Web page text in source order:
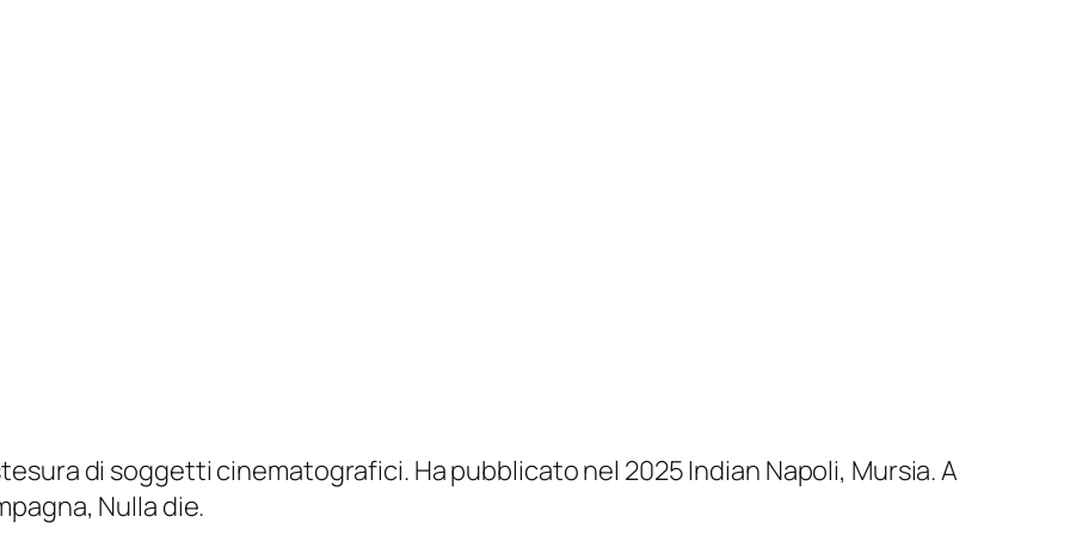
di soggetti cinematografici. Ha pubblicato nel 2025Indian Napoli, Mursia. A
Nulla die.